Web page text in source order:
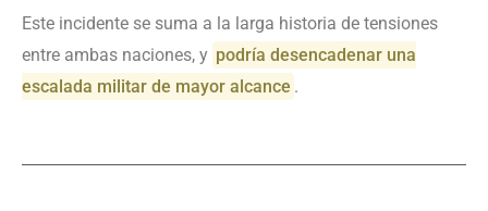
Este incidente se suma a la larga historia de tensiones
entre ambas naciones, y podría desencadenar una
escalada militar de mayor alcance .